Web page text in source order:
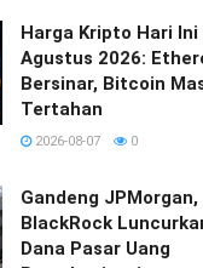
Harga Kripto Hari Ini
Agustus 2026:
Bersinar, Bitcoin
Tertahan
2026-08-07 0
Gandeng JPMorgan,
BlackRock
Dana Pasar Uang